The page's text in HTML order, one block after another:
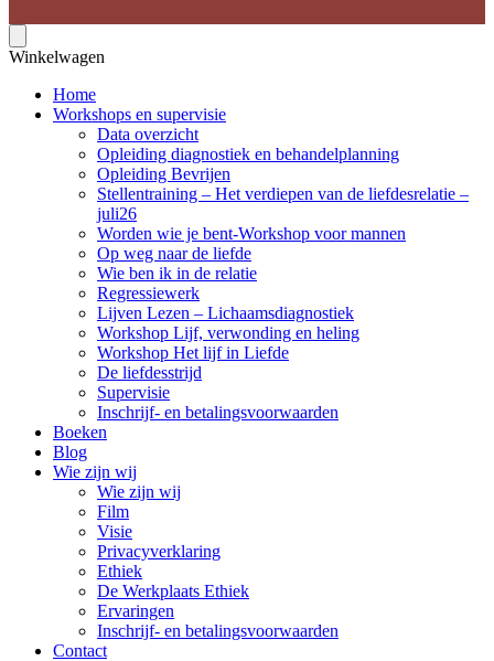
Winkelwagen
Home
Workshops en supervisie
Data overzicht
Opleiding diagnostiek en behandelplanning
Opleiding Bevrijen
Stellentraining – Het verdiepen van de liefdesrelatie –
juli26
Worden wie je bent-Workshop voor mannen
Op weg naar de liefde
Wie ben ik in de relatie
Regressiewerk
Lijven Lezen – Lichaamsdiagnostiek
Workshop Lijf, verwonding en heling
Workshop Het lijf in Liefde
De liefdesstrijd
Supervisie
Inschrijf- en betalingsvoorwaarden
Boeken
Blog
Wie zijn wij
Wie zijn wij
Film
Visie
Privacyverklaring
Ethiek
De Werkplaats Ethiek
Ervaringen
Inschrijf- en betalingsvoorwaarden
Contact